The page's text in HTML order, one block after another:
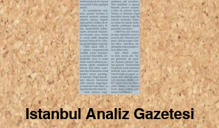
Istanbul Analiz Gazetesi